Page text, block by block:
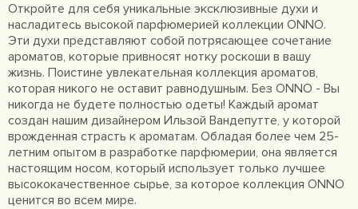
Откройте для себя уникальные эксклюзивные духи и
насладитесь высокой парфюмерией коллекции ONNO.
Эти духи представляют собой потрясающее сочетание
ароматов, которые привносят нотку роскоши в вашу
жизнь. Поистине увлекательная коллекция ароматов,
которая никого не оставит равнодушным. Без ONNO - Вы
никогда не будете полностью одеты! Каждый аромат
создан нашим дизайнером Ильзой Вандепутте, у которой
врожденная страсть к ароматам. Обладая более чем 25-
летним опытом в разработке парфюмерии, она является
настоящим носом, который использует только лучшее
высококачественное сырье, за которое коллекция ONNO
ценится во всем мире.